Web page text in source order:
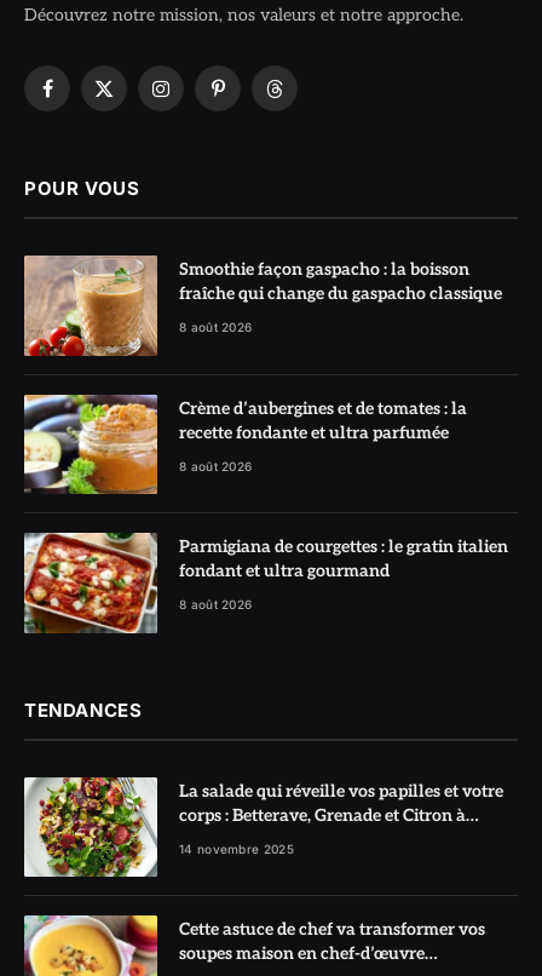
Découvrez notre mission, nos valeurs et notre approche.
Facebook
X
InstagramPinterestThreads
POUR VOUS
Smoothie façon gaspacho : la boisson
fraîche qui change du gaspacho classique
8 août 2026
Crème d’aubergines et de tomates : la
recette fondante et ultra parfumée
8 août 2026
Parmigiana de courgettes : le gratin italien
fondant et ultra gourmand
8 août 2026
TENDANCES
La salade qui réveille vos papilles et votre
corps : Betterave, Grenade et Citron à
l’honneur
14 novembre 2025
Cette astuce de chef va transformer vos
soupes maison en chef-d’œuvre